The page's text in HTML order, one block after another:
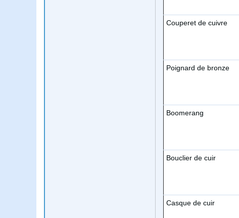
Couperet de cuivre
Poignard de bronze
Boomerang
Bouclier de cuir
Casque de cuir